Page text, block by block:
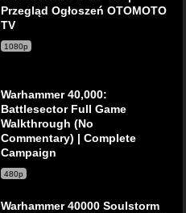
Przegląd Ogłoszeń OTOMOTO
TV
1080p
Warhammer 40,000:
Battlesector Full Game
Walkthrough (No
Commentary) | Complete
Campaign
480p
Warhammer 40000 Soulstorm